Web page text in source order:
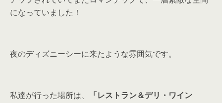
になっていました！
夜のディズニーシーに来たような雰囲気です。
私達が行った場所は、
「レストラン＆デリ・ワイン